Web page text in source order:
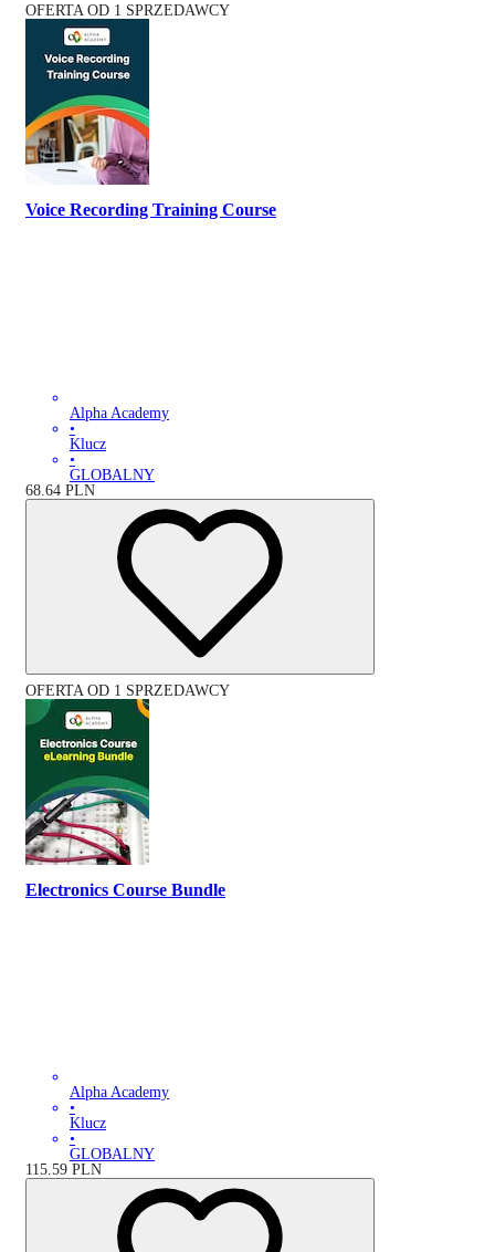
OFERTA OD 1 SPRZEDAWCY
Voice Recording Training Course
Alpha Academy
•
Klucz
•
GLOBALNY
68.64 PLN
OFERTA OD 1 SPRZEDAWCY
Electronics Course Bundle
Alpha Academy
•
Klucz
•
GLOBALNY
115.59 PLN